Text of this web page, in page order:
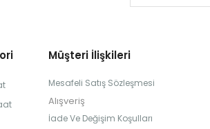
Müşteri İlişkileri
Mesafeli Satış Sözleşmesi
Alışveriş
İade Ve Değişim Koşulları